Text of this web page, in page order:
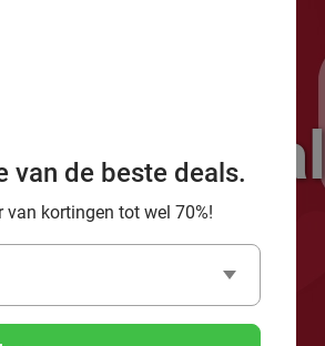
Deal
van de beste deals.
kortingen tot wel 70%!